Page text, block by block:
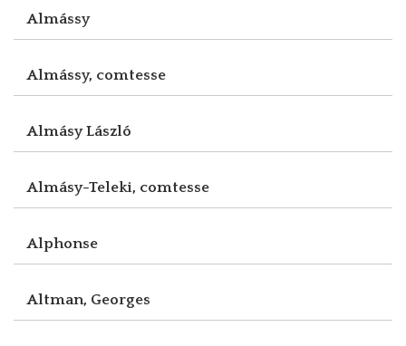
Almássy
Almássy, comtesse
Almásy László
Almásy-Teleki, comtesse
Alphonse
Altman, Georges